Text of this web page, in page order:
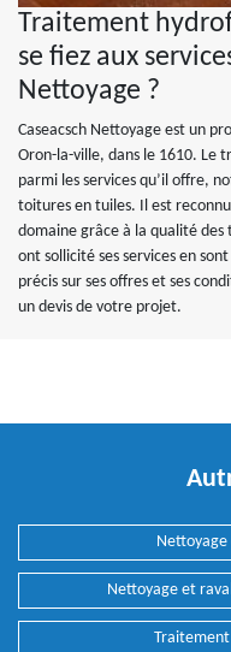
Traitement
se fiez aux
Nettoyage ?
Caseacsch Nettoyage est un
Oron-la-ville, dans le 1610.
parmi les services qu’il offre,
toitures en tuiles. Il est
domaine grâce à la qualité des
ont sollicité ses services en
précis sur ses offres et ses
un devis de votre projet.
Nettoyage et